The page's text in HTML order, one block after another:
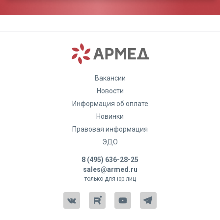
Вакансии
Новости
Информация об оплате
Новинки
Правовая информация
ЭДО
8 (495) 636-28-25
sales@armed.ru
только для юр.лиц